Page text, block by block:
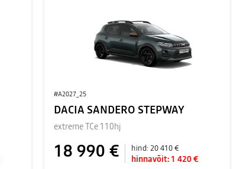
#A2027_25
DACIA SANDERO STEPWAY
extreme TCe 110hj
18 990 € hind:20 410 €
hinnavõit: 1 420 €